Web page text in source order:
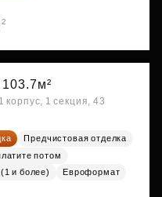
103.7м²
1 секция, 43
Предчистовая отделка
потом
и более)
Евроформат